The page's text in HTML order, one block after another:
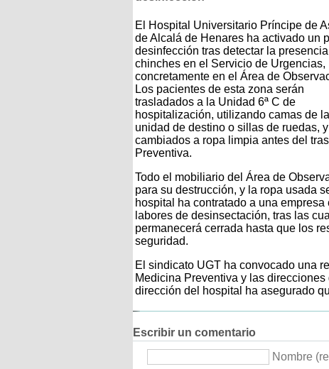
El Hospital Universitario Príncipe de
de Alcalá de Henares ha activado un
desinfección tras detectar la
chinches en el Servicio de Urgencias,
concretamente en el Área de
Los pacientes de esta zona serán
trasladados a la Unidad 6ª C de
hospitalización, utilizando camas de la
unidad de destino o sillas de ruedas,
cambiados a ropa limpia antes del
Preventiva.
Todo el mobiliario del Área de
para su destrucción, y la ropa usada
hospital ha contratado a una
labores de desinsectación, tras las
permanecerá cerrada hasta que los
seguridad.
El sindicato UGT ha convocado una
Medicina Preventiva y las
dirección del hospital ha asegurado
Escribir un comentario
Nombre